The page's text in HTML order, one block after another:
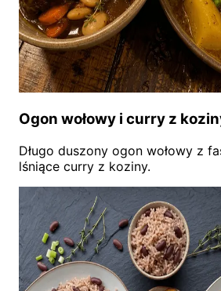
Ogon wołowy i curry z
Długo duszony ogon wołowy z
lśniące curry z koziny.